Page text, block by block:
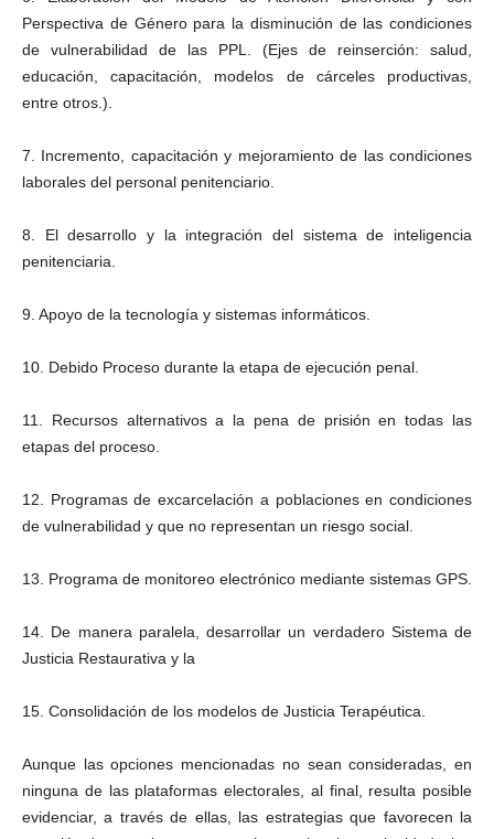
Perspectiva de Género para la disminución de las condiciones
de vulnerabilidad de las PPL. (Ejes de reinserción: salud,
educación, capacitación, modelos de cárceles productivas,
entre otros.).
7. Incremento, capacitación y mejoramiento de las condiciones
laborales del personal penitenciario.
8. El desarrollo y la integración del sistema de inteligencia
penitenciaria.
9. Apoyo de la tecnología y sistemas informáticos.
10. Debido Proceso durante la etapa de ejecución penal.
11. Recursos alternativos a la pena de prisión en todas las
etapas del proceso.
12. Programas de excarcelación a poblaciones en condiciones
de vulnerabilidad y que no representan un riesgo social.
13. Programa de monitoreo electrónico mediante sistemas GPS.
14. De manera paralela, desarrollar un verdadero Sistema de
Justicia Restaurativa y la
15. Consolidación de los modelos de Justicia Terapéutica.
Aunque las opciones mencionadas no sean consideradas, en
ninguna de las plataformas electorales, al final, resulta posible
evidenciar, a través de ellas, las estrategias que favorecen la